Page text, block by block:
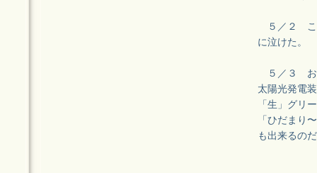
５／２ こ
に泣けた。
５／３ お
太陽光発電
「生」グリ
「ひだまり
も出来るの